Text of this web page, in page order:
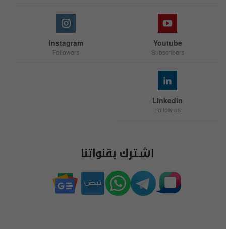
Youtube
Subscribers
Instagram
Followers
Linkedin
Follow us
اشترك بقنواتنا